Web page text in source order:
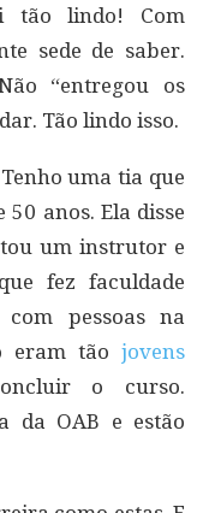
tão lindo! Com
sede de saber.
“entregou os
Tão lindo isso.
uma tia que
anos. Ela disse
um instrutor e
fez faculdade
pessoas na
eram tão jovens
o curso.
da OAB e estão